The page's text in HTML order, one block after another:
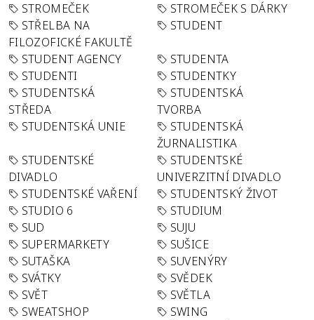
STROMEČEK
STROMEČEK S DÁRKY
STŘELBA NA
FILOZOFICKÉ FAKULTĚ
STUDENT
STUDENT AGENCY
STUDENTA
STUDENTI
STUDENTKY
STUDENTSKÁ
STŘEDA
STUDENTSKÁ
TVORBA
STUDENTSKÁ UNIE
STUDENTSKÁ
ŽURNALISTIKA
STUDENTSKÉ
DIVADLO
STUDENTSKÉ
UNIVERZITNÍ DIVADLO
STUDENTSKÉ VAŘENÍ
STUDENTSKÝ ŽIVOT
STUDIO 6
STUDIUM
SUD
SUJU
SUPERMARKETY
SUŠICE
SUTAŠKA
SUVENÝRY
SVÁTKY
SVĚDEK
SVĚT
SVĚTLA
SWEATSHOP
SWING